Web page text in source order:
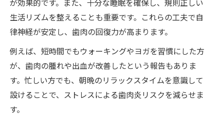
が効果的です。また、十分な睡眠を確保し、規則正しい
生活リズムを整えることも重要です。これらの工夫で自
律神経が安定し、歯肉の回復力が高まります。
例えば、短時間でもウォーキングやヨガを習慣にした方
が、歯肉の腫れや出血が改善したという報告もありま
す。忙しい方でも、朝晩のリラックスタイムを意識して
設けることで、ストレスによる歯肉炎リスクを減らせま
す。